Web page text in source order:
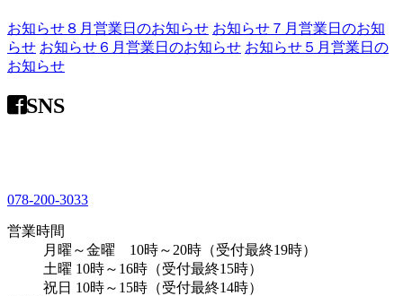
お知らせ８月営業日のお知らせ お知らせ ７月営業日のお知
らせ お知らせ ６月営業日のお知らせ お知らせ ５月営業日の
お知らせ
SNS
078-200-3033
営業時間
月曜～金曜 10時～20時（受付最終19時）
土曜 10時～16時（受付最終15時）
祝日 10時～15時（受付最終14時）